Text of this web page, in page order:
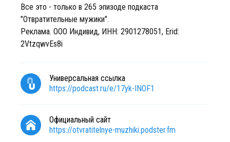
Все это - только в 265 эпизоде подкаста
"Отвратительные мужики".
Реклама. ООО Индивид, ИНН: 2901278051, Erid:
2VtzqwvEs8i
Универсальная ссылка
https://podcast.ru/e/17yk-INOF1
Официальный сайт
https://otvratitelnye-muzhiki.podster.fm